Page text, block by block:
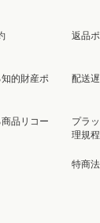
的財産ポ
品リコー
返品
配送
プラ
理規程
特商